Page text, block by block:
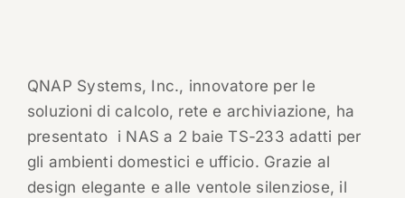
QNAP Systems, Inc., innovatore per le
soluzioni di calcolo, rete e archiviazione, ha
presentato i NAS a 2 baie TS-233 adatti per
gli ambienti domestici e ufficio. Grazie al
design elegante e alle ventole silenziose, il